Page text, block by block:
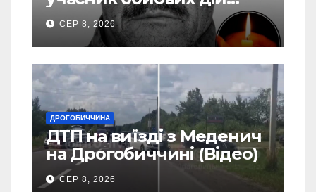
Василь Іваникович зі
Станилі
СЕР 8, 2026
ДРОГОБИЧЧИНА
ДТП на виїзді з Меденич
на Дрогобиччині (Відео)
СЕР 8, 2026